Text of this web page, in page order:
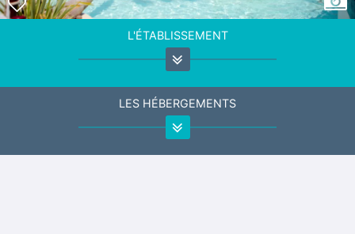
L'ÉTABLISSEMENT
LES HÉBERGEMENTS